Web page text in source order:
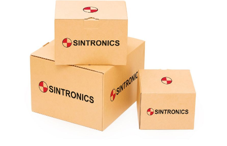
módulos antiguos a un alto nivel técnico o sustitución
de módulos descontinuados por módulos del propio